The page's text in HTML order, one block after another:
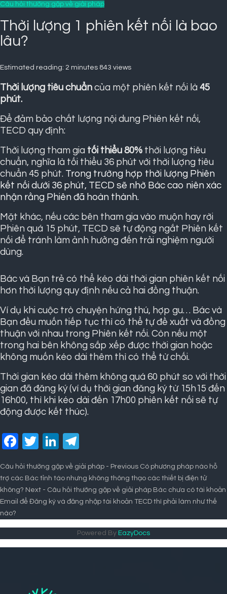
Câu hỏi thường gặp về giải pháp
Thời lượng 1 phiên kết nối là bao
lâu?
Estimated reading: 2 minutes 843 views
Thời lượng tiêu chuẩn của một phiên kết nối là 45
phút.
Để đảm bảo chất lượng nội dung Phiên kết nối,
TECD quy định:
Thời lượng tham gia tối thiểu 80% thời lượng tiêu
chuẩn, nghĩa là tối thiểu 36 phút với thời lượng tiêu
chuẩn 45 phút. Trong trường hợp thời lượng Phiên
kết nối dưới 36 phút, TECD sẽ nhờ Bác cao niên xác
nhận rằng Phiên đã hoàn thành.
Mặt khác, nếu các bên tham gia vào muộn hay rời
Phiên quá 15 phút, TECD sẽ tự động ngắt Phiên kết
nối để tránh làm ảnh hưởng đến trải nghiệm người
dùng.
Bác và Bạn trẻ có thể kéo dài thời gian phiên kết nối
hơn thời lượng quy định nếu cả hai đồng thuận.
Ví dụ khi cuộc trò chuyện hứng thú, hợp gu… Bác và
Bạn đều muốn tiếp tục thì có thể tự đề xuất và đồng
thuận với nhau trong Phiên kết nối. Còn nếu một
trong hai bên không sắp xếp được thời gian hoặc
không muốn kéo dài thêm thì có thể từ chối.
Thời gian kéo dài thêm không quá 60 phút so với thời
gian đã đăng ký (ví dụ thời gian đăng ký từ 15h15 đến
16h00, thì khi kéo dài đến 17h00 phiên kết nối sẽ tự
động được kết thúc).
Facebook
TwitterLinkedIn
Câu hỏi thường gặp về giải pháp - Previous Có phương pháp nào hỗ
trợ các Bác tỉnh táo nhưng không thông thạo các thiết bị điện tử
không? Next - Câu hỏi thường gặp về giải pháp Bác chưa có tài khoản
Email để Đăng ký và đăng nhập tài khoản TECD thì phải làm như thế
nào?
Powered By EazyDocs